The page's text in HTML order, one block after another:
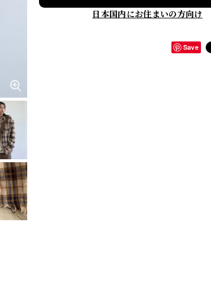
日本国内にお住まいの方向け
Save